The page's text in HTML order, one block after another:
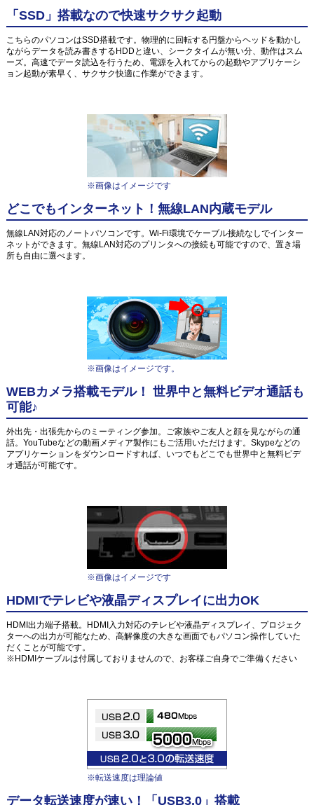
「SSD」搭載なので快速サクサク起動
こちらのパソコンはSSD搭載です。物理的に回転する円盤からヘッドを動かし
ながらデータを読み書きするHDDと違い、シークタイムが無い分、動作はスム
ーズ。高速でデータ読込を行うため、電源を入れてからの起動やアプリケーシ
ョン起動が素早く、サクサク快適に作業ができます。
※画像はイメージです
どこでもインターネット！無線LAN内蔵モデル
無線LAN対応のノートパソコンです。Wi-Fi環境でケーブル接続なしでインター
ネットができます。無線LAN対応のプリンタへの接続も可能ですので、置き場
所も自由に選べます。
※画像はイメージです。
WEBカメラ搭載モデル！ 世界中と無料ビデオ通話も
可能♪
外出先・出張先からのミーティング参加。ご家族やご友人と顔を見ながらの通
話。YouTubeなどの動画メディア製作にもご活用いただけます。Skypeなどの
アプリケーションをダウンロードすれば、いつでもどこでも世界中と無料ビデ
オ通話が可能です。
※画像はイメージです
HDMIでテレビや液晶ディスプレイに出力OK
HDMI出力端子搭載。HDMI入力対応のテレビや液晶ディスプレイ、プロジェク
ターへの出力が可能なため、高解像度の大きな画面でもパソコン操作していた
だくことが可能です。
※HDMIケーブルは付属しておりませんので、お客様ご自身でご準備ください
※転送速度は理論値
データ転送速度が速い！「USB3.0」搭載